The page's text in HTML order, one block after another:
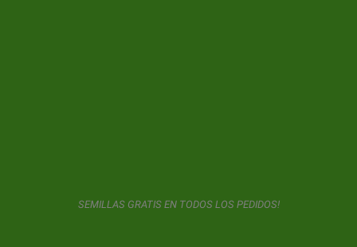
SEMILLAS GRATIS EN TODOS LOS PEDIDOS!